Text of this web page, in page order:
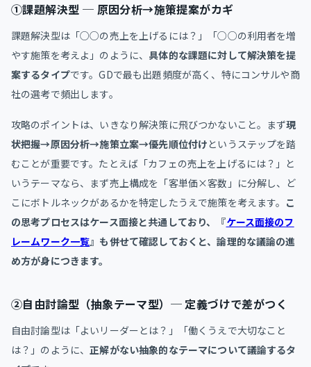
①課題解決型 ─ 原因分析→施策提案がカギ
課題解決型は「○○の売上を上げるには？」「○○の利用者を増
やす施策を考えよ」のように、 具体的な課題に対して解決策を提
案するタイプです。GDで最も出題頻度が高く、特にコンサルや商
社の選考で頻出します。
攻略のポイントは、いきなり解決策に飛びつかないこと。まず現
状把握→原因分析→施策立案→優先順位付けというステップを踏
むことが重要です。たとえば「カフェの売上を上げるには？」と
いうテーマなら、まず売上構成を「客単価×客数」に分解し、ど
こにボトルネックがあるかを特定したうえで施策を考えます。 こ
の思考プロセスはケース面接と共通しており、『ケース面接のフ
レームワーク一覧』も併せて確認しておくと、論理的な議論の進
め方が身につきます。
②自由討論型（抽象テーマ型）─ 定義づけで差がつく
自由討論型は「よいリーダーとは？」「働くうえで大切なこと
は？」のように、正解がない抽象的なテーマについて議論するタ